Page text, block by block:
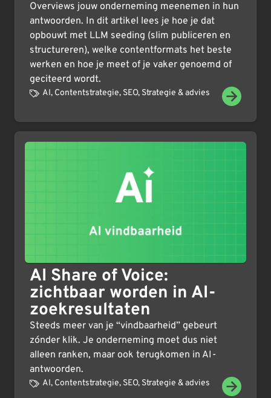
Overviews jouw onderneming meenemen in hun
antwoorden. In dit artikel lees je hoe je dat
opbouwt met LLM seeding (slim publiceren en
structureren), welke contentformats het beste
werken en hoe je meet of je vaker genoemd of
geciteerd wordt.
AI, Contentstrategie, SEO, Strategie & advies
AI Share of Voice:
zichtbaar worden in AI-
zoekresultaten
Steeds meer van je “vindbaarheid” gebeurt
zónder klik. Je onderneming moet dus niet
alleen ranken, maar ook terugkomen in AI-
antwoorden.
AI, Contentstrategie, SEO, Strategie & advies